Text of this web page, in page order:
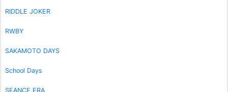
RIDDLE JOKER
RWBY
SAKAMOTO DAYS
School Days
SEANCE ERA